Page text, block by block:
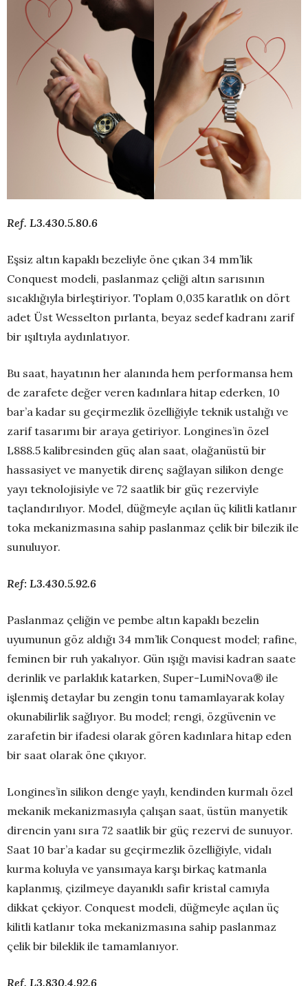
Ref. L3.430.5.80.6
Eşsiz altın kapaklı bezeliyle öne çıkan 34 mm’lik
Conquest modeli, paslanmaz çeliği altın sarısının
sıcaklığıyla birleştiriyor. Toplam 0,035 karatlık on dört
adet Üst Wesselton pırlanta, beyaz sedef kadranı zarif
bir ışıltıyla aydınlatıyor.
Bu saat, hayatının her alanında hem performansa hem
de zarafete değer veren kadınlara hitap ederken, 10
bar’a kadar su geçirmezlik özelliğiyle teknik ustalığı ve
zarif tasarımı bir araya getiriyor. Longines’in özel
L888.5 kalibresinden güç alan saat, olağanüstü bir
hassasiyet ve manyetik direnç sağlayan silikon denge
yayı teknolojisiyle ve 72 saatlik bir güç rezerviyle
taçlandırılıyor. Model, düğmeyle açılan üç kilitli katlanır
toka mekanizmasına sahip paslanmaz çelik bir bilezik ile
sunuluyor.
Ref: L3.430.5.92.6
Paslanmaz çeliğin ve pembe altın kapaklı bezelin
uyumunun göz aldığı 34 mm’lik Conquest model; rafine,
feminen bir ruh yakalıyor. Gün ışığı mavisi kadran saate
derinlik ve parlaklık katarken, Super-LumiNova® ile
işlenmiş detaylar bu zengin tonu tamamlayarak kolay
okunabilirlik sağlıyor. Bu model; rengi, özgüvenin ve
zarafetin bir ifadesi olarak gören kadınlara hitap eden
bir saat olarak öne çıkıyor.
Longines’in silikon denge yaylı, kendinden kurmalı özel
mekanik mekanizmasıyla çalışan saat, üstün manyetik
direncin yanı sıra 72 saatlik bir güç rezervi de sunuyor.
Saat 10 bar’a kadar su geçirmezlik özelliğiyle, vidalı
kurma koluyla ve yansımaya karşı birkaç katmanla
kaplanmış, çizilmeye dayanıklı safir kristal camıyla
dikkat çekiyor. Conquest modeli, düğmeyle açılan üç
kilitli katlanır toka mekanizmasına sahip paslanmaz
çelik bir bileklik ile tamamlanıyor.
Ref. L3.830.4.92.6